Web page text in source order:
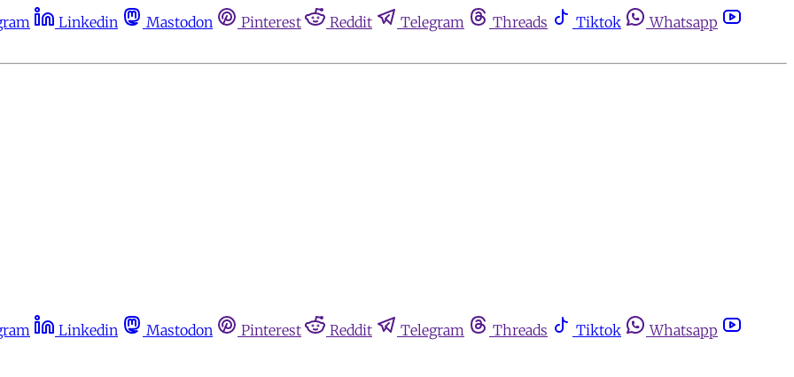
Linkedin Mastodon Pinterest Reddit Telegram Threads Tiktok Whatsapp
Linkedin Mastodon Pinterest Reddit Telegram Threads Tiktok Whatsapp